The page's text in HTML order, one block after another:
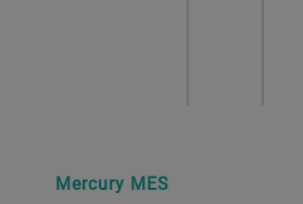
Mercury MES